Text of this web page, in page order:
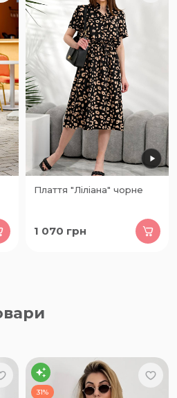
Плаття "Ліліана" чорне
1 070 грн
31%